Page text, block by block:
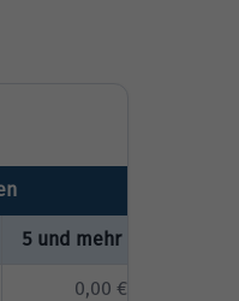
5 und mehr
0,00 €